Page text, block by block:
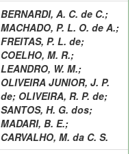
BERNARDI, A. C. de C.;
MACHADO, P. L. O. de A.;
FREITAS, P. L. de;
COELHO, M. R.;
LEANDRO, W. M.;
OLIVEIRA JUNIOR, J. P.
de; OLIVEIRA, R. P. de;
SANTOS, H. G. dos;
MADARI, B. E.;
CARVALHO, M. da C. S.